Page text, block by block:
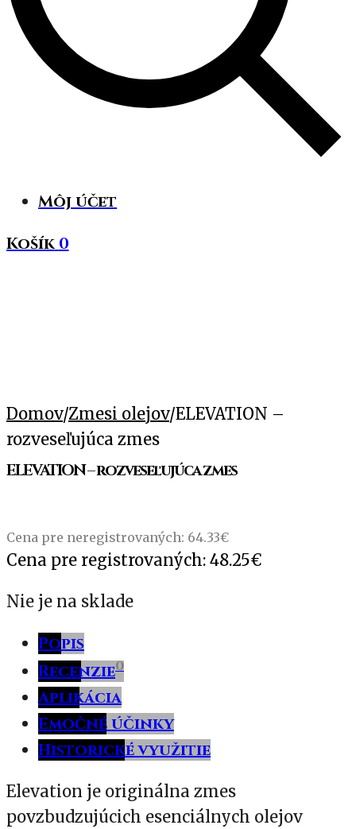
Môj účet
Košík 0
Domov/Zmesi olejov/ELEVATION –
rozveseľujúca zmes
ELEVATION – rozveseľujúca zmes
Cena pre neregistrovaných: 64.33€
Cena pre registrovaných: 48.25€
Nie je na sklade
Popis
Recenzie0
Aplikácia
Emočné účinky
Historické využitie
Elevation je originálna zmes
povzbudzujúcich esenciálnych olejov